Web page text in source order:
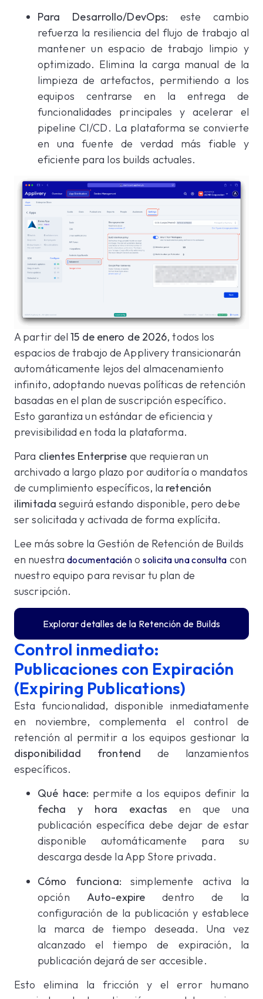
Para Desarrollo/DevOps: este cambio
refuerza la resiliencia del flujo de trabajo al
mantener un espacio de trabajo limpio y
optimizado. Elimina la carga manual de la
limpieza de artefactos, permitiendo a los
equipos centrarse en la entrega de
funcionalidades principales y acelerar el
pipeline CI/CD. La plataforma se convierte
en una fuente de verdad más fiable y
eficiente para los builds actuales.
A partir del15 de enero de 2026, todos los
espacios de trabajo de Applivery transicionarán
automáticamente lejos del almacenamiento
infinito, adoptando nuevas políticas de retención
basadas en el plan de suscripción específico.
Esto garantiza un estándar de eficiencia y
previsibilidad en toda la plataforma.
Para clientes Enterprise que requieran un
archivado a largo plazo por auditoría o mandatos
de cumplimiento específicos, la retención
ilimitada seguirá estando disponible, pero debe
ser solicitada y activada de forma explícita.
Lee más sobre la Gestión de Retención de Builds
en nuestradocumentación osolicita una consulta con
nuestro equipo para revisar tu plan de
suscripción.
Explorar detalles de la Retención de Builds
Control inmediato:
Publicaciones con Expiración
(Expiring Publications)
Esta funcionalidad, disponible inmediatamente
en noviembre, complementa el control de
retención al permitir a los equipos gestionar la
disponibilidad frontend de lanzamientos
específicos.
Qué hace: permite a los equipos definir la
fecha y hora exactas en que una
publicación específica debe dejar de estar
disponible automáticamente para su
descarga desde la App Store privada.
Cómo funciona: simplemente activa la
opción Auto-expire dentro de la
configuración de la publicación y establece
la marca de tiempo deseada. Una vez
alcanzado el tiempo de expiración, la
publicación dejará de ser accesible.
Esto elimina la fricción y el error humano